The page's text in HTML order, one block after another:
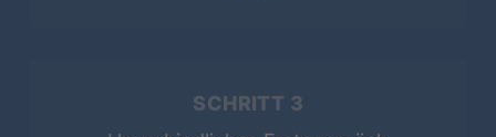
SCHRITT 3